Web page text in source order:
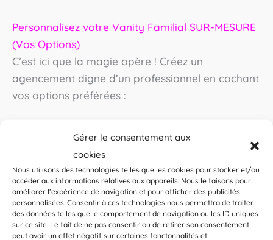
Gérer le consentement aux
cookies
Nous utilisons des technologies telles que les cookies pour stocker et/ou
accéder aux informations relatives aux appareils. Nous le faisons pour
améliorer l’expérience de navigation et pour afficher des publicités
personnalisées. Consentir à ces technologies nous permettra de traiter
des données telles que le comportement de navigation ou les ID uniques
sur ce site. Le fait de ne pas consentir ou de retirer son consentement
peut avoir un effet négatif sur certaines fonctonnalités et
Personnalisez votre Vanity Familial SUR-MESURE
(Vos Options)
C’est ici que la magie opère ! Créez un
agencement digne d’un professionnel en cochant
vos options préférées :
Compartimentez l’espace central du vanity
et profitez d’une trousse indépendante qui
se fixe et se détache en un clic grâce à des
boutons-pression. Idéale pour isoler le
maquillage ou les médicaments.